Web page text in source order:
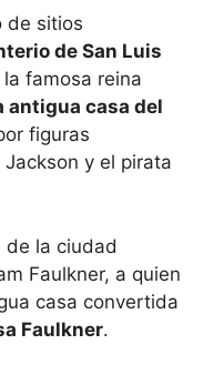
de sitios
de San Luis
famosa reina
antigua casa del
figuras
y el pirata
de la ciudad
Faulkner, a quien
casa convertida
Faulkner.